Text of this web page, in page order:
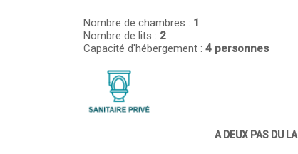
Nombre de chambres : 1
Nombre de lits : 2
Capacité d'hébergement : 4 personnes
A DEUX PAS DU